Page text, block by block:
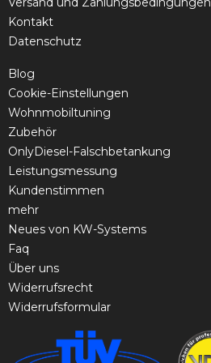
Kontakt
Datenschutz
Blog
Cookie-Einstellungen
Wohnmobiltuning
Zubehör
OnlyDiesel-Falschbetankung
Leistungsmessung
Kundenstimmen
mehr
Neues von KW-Systems
Faq
Über uns
Widerrufsrecht
Widerrufsformular